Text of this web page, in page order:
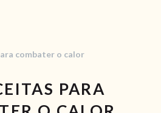
RECEITAS
VÍDEOS
combater o calor
PARA